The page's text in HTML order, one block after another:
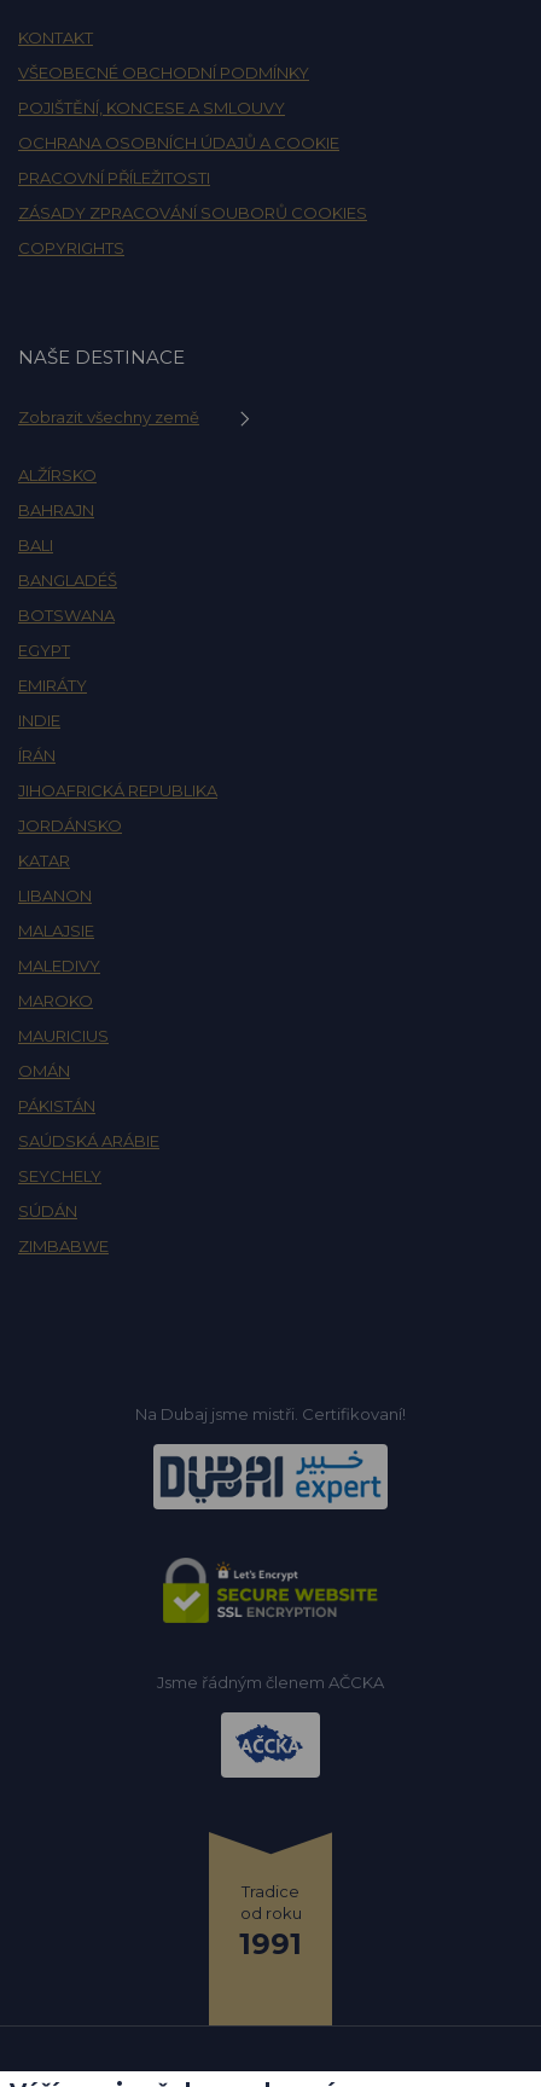
KONTAKT
VŠEOBECNÉ OBCHODNÍ PODMÍNKY
POJIŠTĚNÍ, KONCESE A SMLOUVY
OCHRANA OSOBNÍCH ÚDAJŮ A COOKIE
PRACOVNÍ PŘÍLEŽITOSTI
ZÁSADY ZPRACOVÁNÍ SOUBORŮ COOKIES
COPYRIGHTS
NAŠE DESTINACE
Zobrazit všechny země
ALŽÍRSKO
BAHRAJN
BALI
BANGLADÉŠ
BOTSWANA
EGYPT
EMIRÁTY
INDIE
ÍRÁN
JIHOAFRICKÁ REPUBLIKA
JORDÁNSKO
KATAR
LIBANON
MALAJSIE
MALEDIVY
MAROKO
MAURICIUS
OMÁN
PÁKISTÁN
SAÚDSKÁ ARÁBIE
SEYCHELY
SÚDÁN
ZIMBABWE
Na Dubaj jsme mistři. Certifikovaní!
Jsme řádným členem AČCKA
Tradice
od roku
1991